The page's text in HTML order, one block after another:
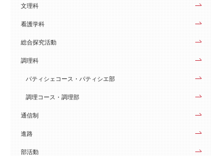
文理科
看護学科
総合探究活動
調理科
パティシェコース・パティシエ部
調理コース・調理部
通信制
進路
部活動